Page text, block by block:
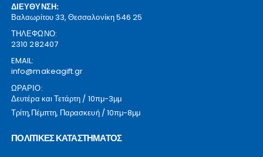
ΔΙΕΥΘΥΝΣΗ:
Βαλαωρίτου 33, Θεσσαλονίκη 546 25
ΤΗΛΕΦΩΝΟ:
2310 282407
EMAIL:
info@makeagift.gr
ΩΡΑΡΙΟ:
Δευτέρα και Τετάρτη / 10πμ-3μμ
Τρίτη,Πέμπτη, Παρασκευή / 10πμ-8μμ
ΠΟΛΙΤΙΚΕΣ ΚΑΤΑΣΤΗΜΑΤΟΣ